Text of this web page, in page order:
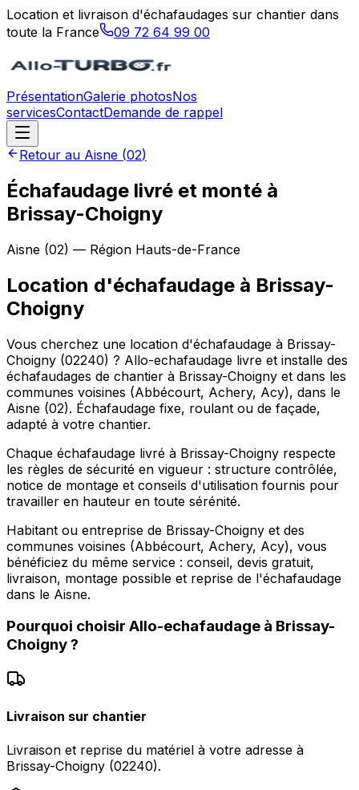
Location et livraison d'échafaudages sur chantier dans
toute la France
09 72 64 99 00
PrésentationGalerie photosNos
servicesContactDemande de rappel
Retour au Aisne (02)
Échafaudage livré et monté à
Brissay-Choigny
Aisne (02) — Région Hauts-de-France
Location d'échafaudage à Brissay-
Choigny
Vous cherchez une location d'échafaudage à Brissay-
Choigny (02240) ? Allo-echafaudage livre et installe des
échafaudages de chantier à Brissay-Choigny et dans les
communes voisines (Abbécourt, Achery, Acy), dans le
Aisne (02). Échafaudage fixe, roulant ou de façade,
adapté à votre chantier.
Chaque échafaudage livré à Brissay-Choigny respecte
les règles de sécurité en vigueur : structure contrôlée,
notice de montage et conseils d'utilisation fournis pour
travailler en hauteur en toute sérénité.
Habitant ou entreprise de Brissay-Choigny et des
communes voisines (Abbécourt, Achery, Acy), vous
bénéficiez du même service : conseil, devis gratuit,
livraison, montage possible et reprise de l'échafaudage
dans le Aisne.
Pourquoi choisir Allo-echafaudage à Brissay-
Choigny?
Livraison sur chantier
Livraison et reprise du matériel à votre adresse à
Brissay-Choigny (02240).